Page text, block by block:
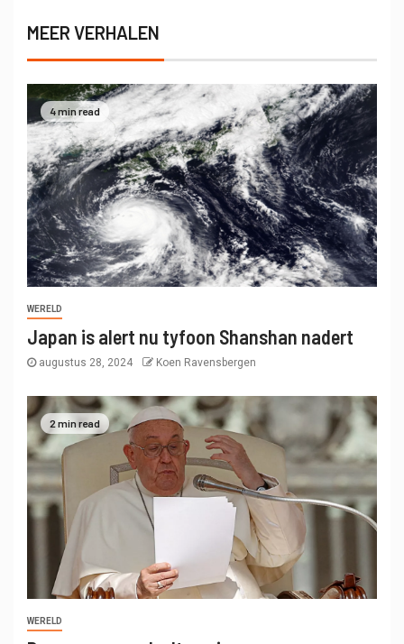
MEER VERHALEN
4 min read
WERELD
Japan is alert nu tyfoon Shanshan nadert
augustus 28, 2024 Koen Ravensbergen
2 min read
WERELD